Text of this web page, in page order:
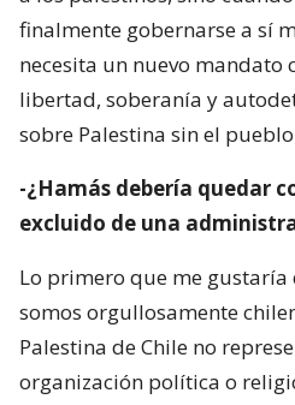
finalmente gobernarse a sí
necesita un nuevo mandato
libertad, soberanía y
sobre Palestina sin el
-¿Hamás debería quedar
excluido de una
Lo primero que me gustaría
somos orgullosamente
Palestina de Chile no
organización política o